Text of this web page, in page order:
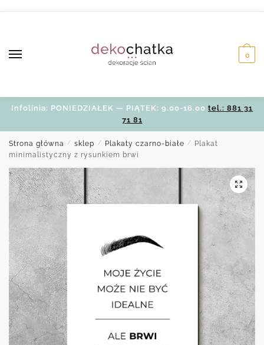
0
Infolinia: PONIEDZIAŁEK — PIĄTEK: 9.00-16.00 tel.: 881 31
71 81
Strona główna / sklep / Plakaty czarno-białe /
Plakat
minimalistyczny z rysunkiem brwi